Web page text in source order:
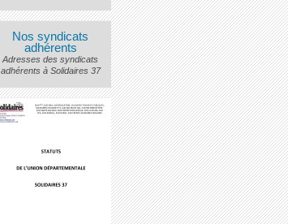
Nos syndicats
adhérents
Adresses des syndicats
adhérents à Solidaires 37